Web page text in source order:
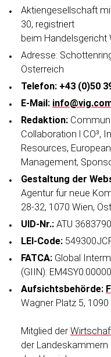
Aktien­ge­sell­schaft
30, registriert
beim Handels­gericht
Adresse:
Österreich
Telefon: +43 (0)50
E-Mail:
Redaktion:
Collabo­ration l CO³,
Resources,
Management,
Gestaltung der
Agentur für neue
28-32, 1070 Wien,
UID-Nr.: ATU
LEI-Code:
FATCA: Global
(GIIN):
Aufsichts­behörde:
Wagner Platz 5,
Mitglied der
der Landes­kammern